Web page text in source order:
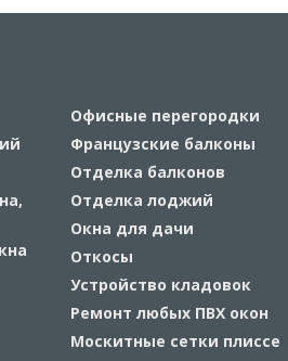
Офисные перегородки
Французские балконы
Отделка балконов
Отделка лоджий
Окна для дачи
Откосы
Устройство кладовок
Ремонт любых ПВХ окон
Москитные сетки плиссе